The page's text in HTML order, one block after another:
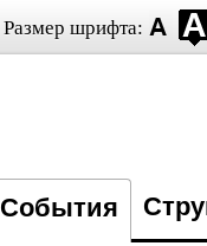
Размер шрифта:
События